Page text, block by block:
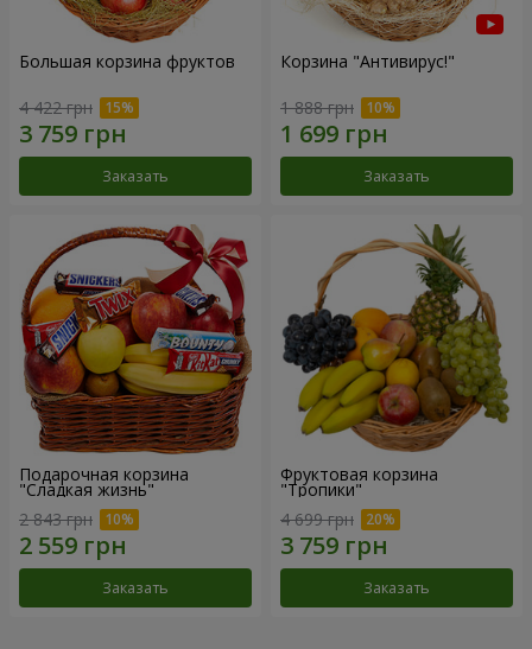
Большая корзина фруктов
4 422 грн
Заказать
Корзина "Антивирус!"
1 888 грн
Заказать
Подарочная корзина
"Сладкая жизнь"
2 843 грн
Заказать
Фруктовая корзина
"Тропики"
4 699 грн
Заказать